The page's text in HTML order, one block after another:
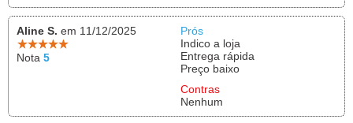
Aline S. em 11/12/2025
Nota 5
Prós
Indico a loja
Entrega rápida
Preço baixo
Contras
Nenhum